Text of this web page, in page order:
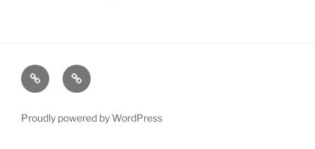
fb ig
Proudly powered by WordPress